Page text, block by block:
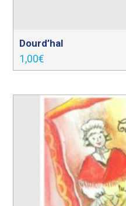
Dourd’hal
1,00€